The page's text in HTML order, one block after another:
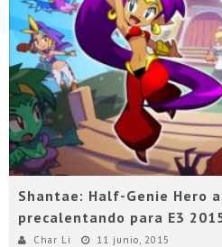
Shantae: Half-Genie Hero
precalentando para E3
Char Li 11 junio, 2015